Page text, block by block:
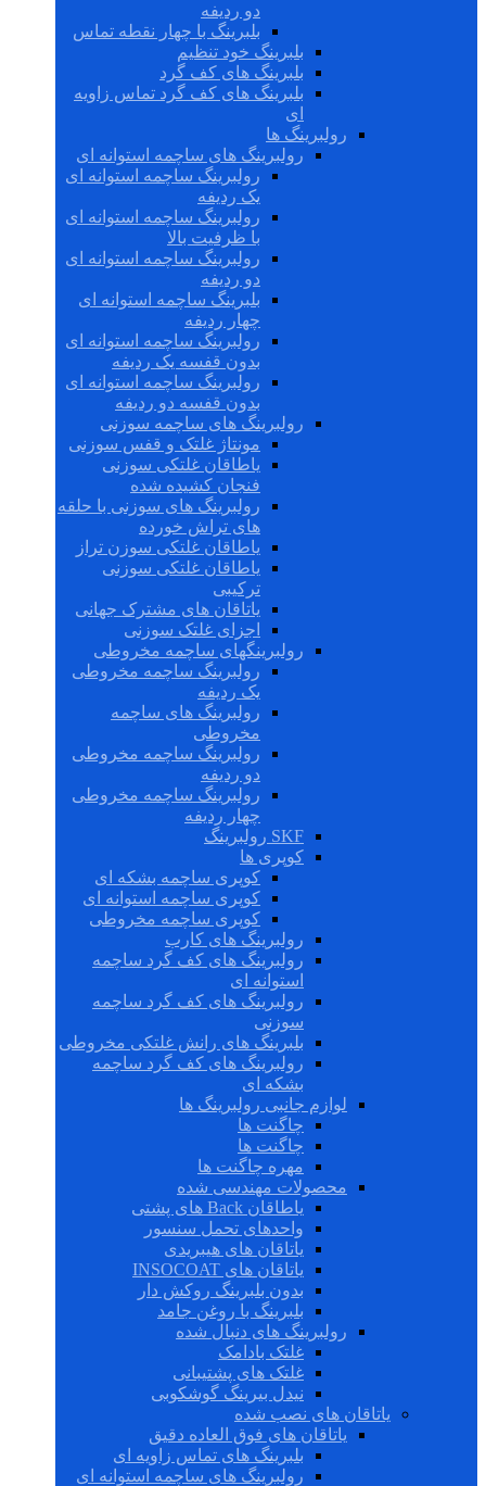
دو ردیفه
بلبرینگ با چهار نقطه تماس
بلبرینگ خود تنظیم
بلبرینگ های کف گرد
بلبرینگ های کف گرد تماس زاویه
ای
رولبرینگ ها
رولبرینگ های ساچمه استوانه ای
رولبرینگ ساچمه استوانه ای
یک ردیفه
رولبرینگ ساچمه استوانه ای
با ظرفیت بالا
رولبرینگ ساچمه استوانه ای
دو ردیفه
بلبرینگ ساچمه استوانه ای
چهار ردیفه
رولبرینگ ساچمه استوانه ای
بدون قفسه یک ردیفه
رولبرینگ ساچمه استوانه ای
بدون قفسه دو ردیفه
رولبرینگ های ساچمه سوزنی
مونتاژ غلتک و قفس سوزنی
یاطاقان غلتکی سوزنی
فنجان کشیده شده
رولبرینگ های سوزنی با حلقه
های تراش خورده
یاطاقان غلتکی سوزن تراز
یاطاقان غلتکی سوزنی
ترکیبی
یاتاقان های مشترک جهانی
اجزای غلتک سوزنی
رولبرینگهای ساچمه مخروطی
رولبرینگ ساچمه مخروطی
یک ردیفه
رولبرینگ های ساچمه
مخروطی
رولبرینگ ساچمه مخروطی
دو ردیفه
رولبرینگ ساچمه مخروطی
چهار ردیفه
SKF رولبرینگ
کوپری ها
کوپری ساچمه بشکه ای
کوپری ساچمه استوانه ای
کوپری ساچمه مخروطی
رولبرینگ های کارب
رولبرینگ های کف گرد ساچمه
استوانه ای
رولبرینگ های کف گرد ساچمه
سوزنی
بلبرینگ های رانش غلتکی مخروطی
رولبرینگ های کف گرد ساچمه
بشکه ای
لوازم جانبی رولبرینگ ها
چاگنت ها
چاگنت ها
مهره چاگنت ها
محصولات مهندسی شده
یاطاقان Back های پشتی
واحدهای تحمل سنسور
یاتاقان های هیبریدی
یاتاقان های INSOCOAT
بدون بلبرینگ روکش دار
بلبرینگ با روغن جامد
رولبرینگ های دنبال شده
غلتک بادامک
غلتک های پشتیبانی
نیدل بیرینگ گوشکوبی
یاتاقان های نصب شده
یاتاقان های فوق العاده دقیق
بلبرینگ های تماس زاویه ای
رولبرینگ های ساچمه استوانه ای